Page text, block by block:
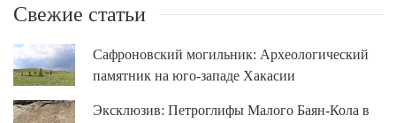
Свежие статьи
Сафроновский могильник: Археологический
памятник на юго-западе Хакасии
Эксклюзив: Петроглифы Малого Баян-Кола в